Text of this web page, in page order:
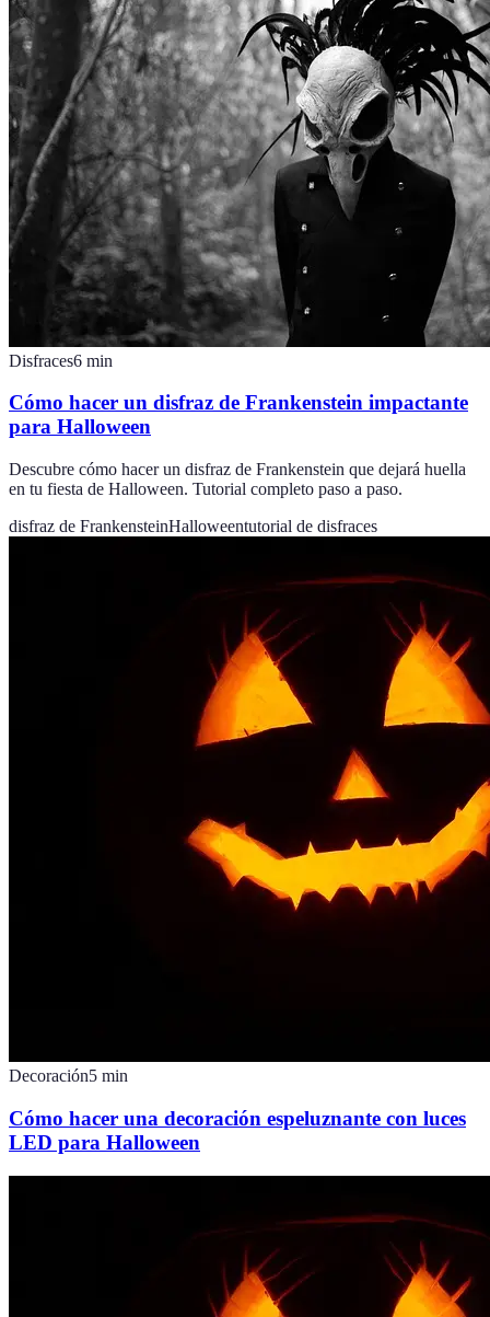
Disfraces6 min
Cómo hacer un disfraz de Frankenstein impactante
para Halloween
Descubre cómo hacer un disfraz de Frankenstein que dejará huella
en tu fiesta de Halloween. Tutorial completo paso a paso.
disfraz de FrankensteinHalloweentutorial de disfraces
Decoración5 min
Cómo hacer una decoración espeluznante con luces
LED para Halloween